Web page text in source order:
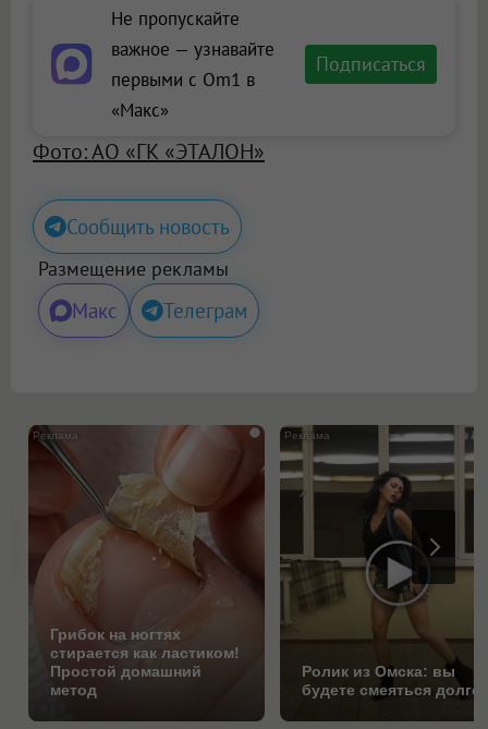
Не пропускайте
важное — узнавайте
первыми с Om1 в
«Макс»
Подписаться
Фото: АО «ГК «ЭТАЛОН»
Сообщить новость
Размещение рекламы
Макс Телеграм
i
Грибок на ногтях
стирается как ластиком!
Простой домашний
метод
Ролик из Омска: вы
будете смеяться долго